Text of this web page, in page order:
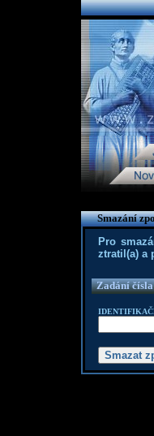
Smazání
Pro
ztratil(a) a
Zadání čísla